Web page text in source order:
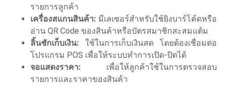
รายการลูกค้า
เครื่องสแกนสินค้า: มีเลเซอร์สำหรับใช้ยิงบาร์โค้ดหรือ
อ่าน QR Code ของสินค้าหรือบัตรสมาชิกสะสมแต้ม
ลิ้นชักเก็บเงิน: ใช้ในการเก็บเงินสด โดยต้องเชื่อมต่อ
โปรแกรม POS เพื่อให้ระบบทำการเปิด-ปิดได้
จอแสดงราคา: เพื่อให้ลูกค้าใช้ในการตรวจสอบ
รายการและราคาของสินค้า